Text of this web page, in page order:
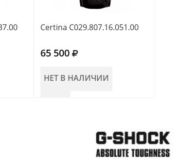
Certina C029.807.16.051.00
65 500
НЕТ В НАЛИЧИИ